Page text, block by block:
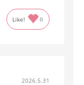
Like! 0
2026.5.31